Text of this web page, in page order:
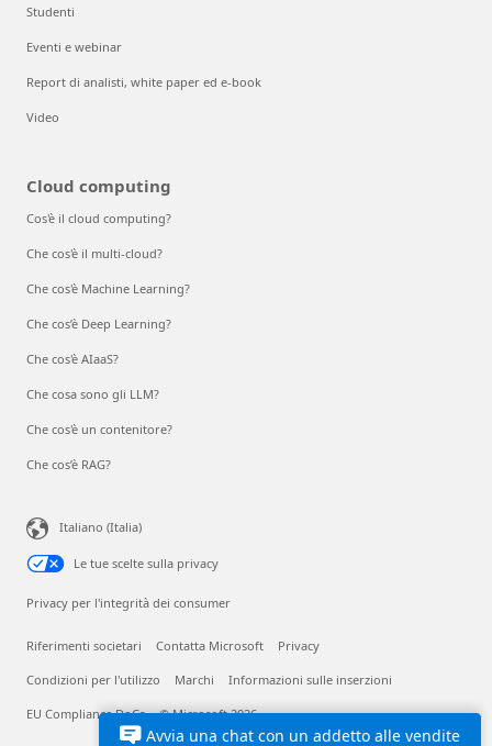
Avvia una chat con un addetto alle vendite
Studenti
Eventi e webinar
Report di analisti, white paper ed e-book
Video
Cloud computing
Cos'è il cloud computing?
Che cos'è il multi-cloud?
Che cos'è Machine Learning?
Che cos’è Deep Learning?
Che cos'è AIaaS?
Che cosa sono gli LLM?
Che cos'è un contenitore?
Che cos’è RAG?
Italiano (Italia)
Le tue scelte sulla privacy
Privacy per l'integrità dei consumer
Riferimenti societari Contatta Microsoft Privacy
Condizioni per l'utilizzo Marchi Informazioni sulle inserzioni
EU Compliance DoCs © Microsoft 2026